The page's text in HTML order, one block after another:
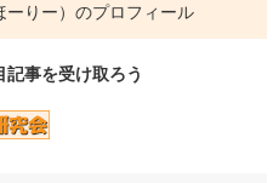
りー）のプロフィール
記事を受け取ろう